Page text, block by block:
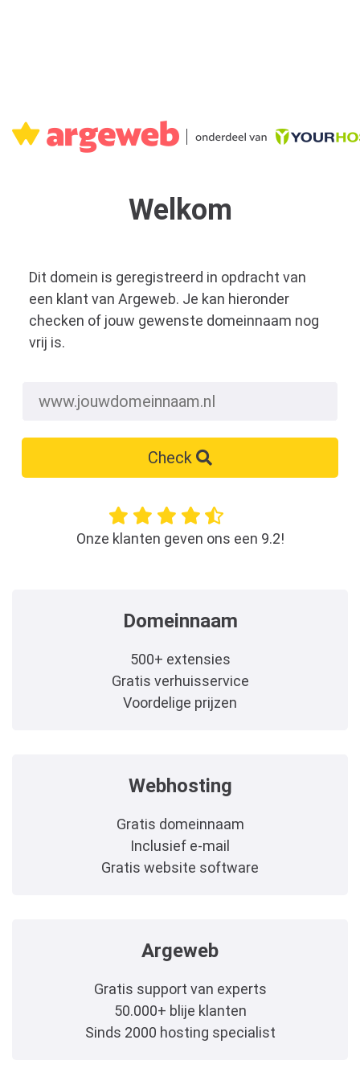
Welkom
Dit domein is geregistreerd in opdracht van
een klant van Argeweb. Je kan hieronder
checken of jouw gewenste domeinnaam nog
vrij is.
Check
Onze klanten geven ons een 9.2!
Domeinnaam
500+ extensies
Gratis verhuisservice
Voordelige prijzen
Webhosting
Gratis domeinnaam
Inclusief e-mail
Gratis website software
Argeweb
Gratis support van experts
50.000+ blije klanten
Sinds 2000 hosting specialist